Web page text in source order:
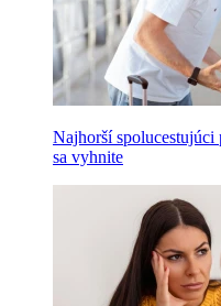
Najhorší
sa vyhnite